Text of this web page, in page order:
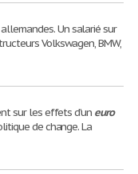
Un salarié sur
Volkswagen, BMW,
sur les effets d’un euro
de change. La